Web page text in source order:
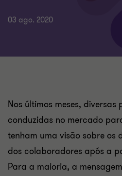
03 ago. 2020
Nos últimos meses, diversas
conduzidas no mercado
tenham uma visão sobre os
dos colaboradores após a
Para a maioria, a